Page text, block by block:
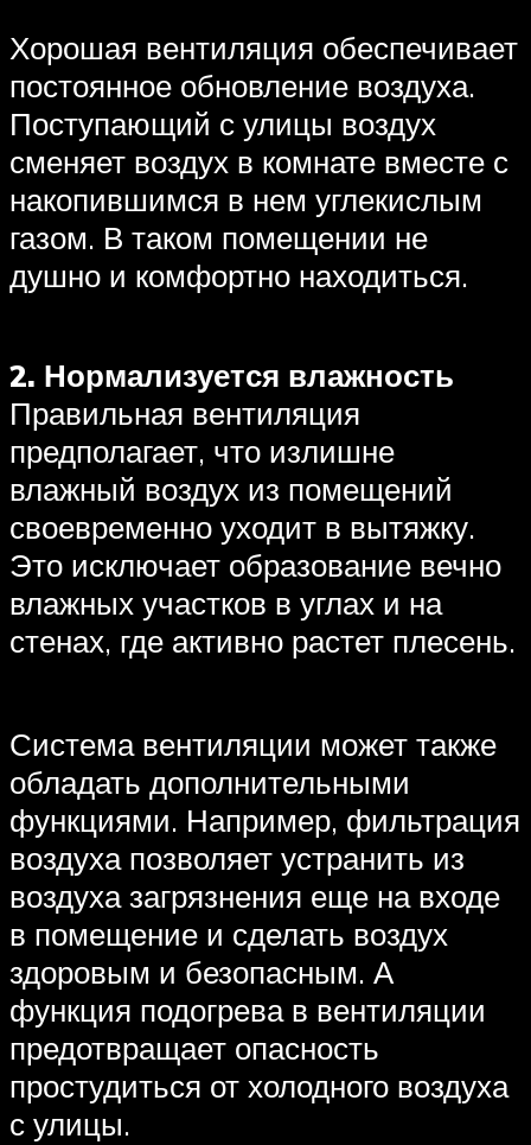
Хорошая вентиляция обеспечивает
постоянное обновление воздуха.
Поступающий с улицы воздух
сменяет воздух в комнате вместе с
накопившимся в нем углекислым
газом. В таком помещении не
душно и комфортно находиться.
2. Нормализуется влажность
Правильная вентиляция
предполагает, что излишне
влажный воздух из помещений
своевременно уходит в вытяжку.
Это исключает образование вечно
влажных участков в углах и на
стенах, где активно растет плесень.
Система вентиляции может также
обладать дополнительными
функциями. Например, фильтрация
воздуха позволяет устранить из
воздуха загрязнения еще на входе
в помещение и сделать воздух
здоровым и безопасным. А
функция подогрева в вентиляции
предотвращает опасность
простудиться от холодного воздуха
с улицы.